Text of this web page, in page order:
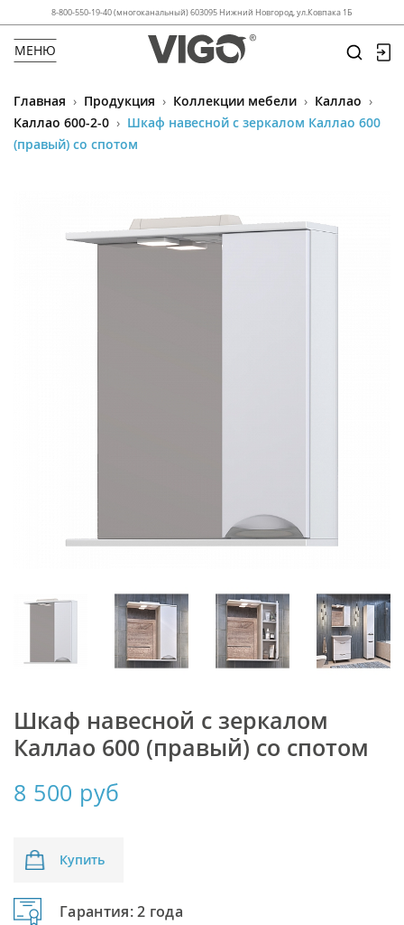
8-800-550-19-40 (многоканальный) 603095 Нижний Новгород, ул.Ковпака 1Б
МЕНЮ
Главная › Продукция › Коллекции мебели › Каллао ›
Каллао 600-2-0 › Шкаф навесной с зеркалом Каллао 600
(правый) со спотом
Шкаф навесной с зеркалом
Каллао 600 (правый) со спотом
8 500 руб
Купить
Гарантия: 2 года